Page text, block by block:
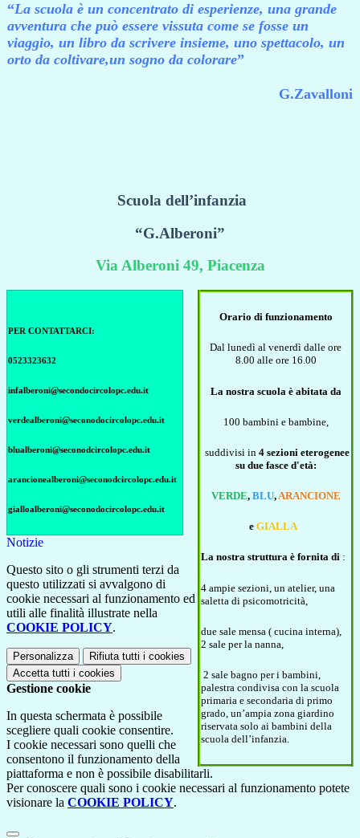
“La scuola è un concentrato di esperienze, una grande
avventura che può essere vissuta come se fosse un
viaggio, un libro da scrivere insieme, uno spettacolo, un
orto da coltivare,un sogno da colorare”
G.Zavalloni
Scuola dell’infanzia
“G.Alberoni”
Via Alberoni 49, Piacenza
Orario di funzionamento
Dal lunedì al venerdì dalle ore
8.00 alle ore 16.00
La nostra scuola èabitata da
100 bambini e bambine,
suddivisi in 4 sezioni eterogenee
su due fasce d'età:
VERDE, BLU,ARANCIONE
e GIALLA
La nostra struttura è fornita di :
4 ampie sezioni, un atelier, una
saletta di psicomotricità
due sale mensa ( cucina interna),
2 sale per la nanna,
2 sale bagno per i bambini,
palestra condivisa con la scuola
primaria e secondaria di primo
grado, un’ampia zona giardino
riservata solo ai bambini della
scuola dell’infanzia.
PER CONTATTARCI:
0523323632
infalberoni@secondocircolopc.edu.it
verdealberoni@seconodocircolopc.edu.it
blualberoni@seconodcircolopc.edu.it
arancionealberoni@seconodcircolopc.edu.it
gialloalberoni@seconodocircolopc.edu.it
Notizie
Questo sito o gli strumenti terzi da
questo utilizzati si avvalgono di
cookie necessari al funzionamento ed
utili alle finalità illustrate nella
COOKIE POLICY.
Personalizza Rifiuta tutti i cookies
Accetta tutti i cookies
Gestione cookie
In questa schermata è possibile
scegliere quali cookie consentire.
I cookie necessari sono quelli che
consentono il funzionamento della
piattaforma e non è possibile disabilitarli.
Per conoscere quali sono i cookie necessari al funzionamento potete
visionare la COOKIE POLICY.